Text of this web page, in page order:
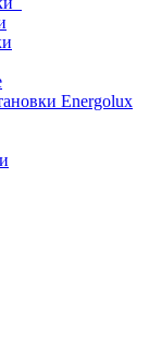
Energolux